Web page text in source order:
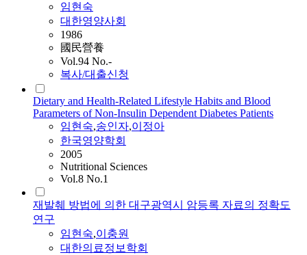
임현숙
대한영양사회
1986
國民營養
Vol.94 No.-
복사/대출신청
Dietary and Health-Related Lifestyle Habits and Blood
Parameters of Non-Insulin Dependent Diabetes Patients
임현숙,송인자,이정아
한국영양학회
2005
Nutritional Sciences
Vol.8 No.1
재발췌 방법에 의한 대구광역시 암등록 자료의 정확도
연구
임현숙,이충원
대한의료정보학회